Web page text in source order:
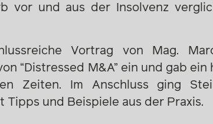
vor und aus der Insolvenz
Vortrag von Mag.
“Distressed M&A” ein und gab
Zeiten. Im Anschluss ging
Tipps und Beispiele aus der Praxis.